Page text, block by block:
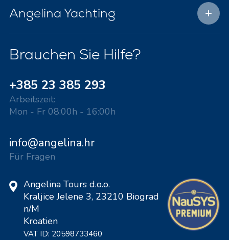
Angelina Yachting
Brauchen Sie Hilfe?
+385 23 385 293
Arbeitszeit:
Mon - Fr 08:00h - 16:00h
info@angelina.hr
Für Fragen
Angelina Tours d.o.o.
Kraljice Jelene 3, 23210 Biograd
n/M
Kroatien
VAT ID: 20598733460